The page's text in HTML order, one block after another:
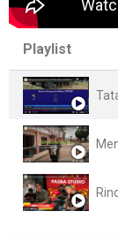
Playlist